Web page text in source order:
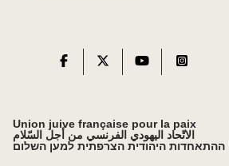
Union juive française pour la paix
الاتّحاد اليهودي الفرنسي من أجل السّلام
ההתאחדות היהודית הצרפתית למען השלום